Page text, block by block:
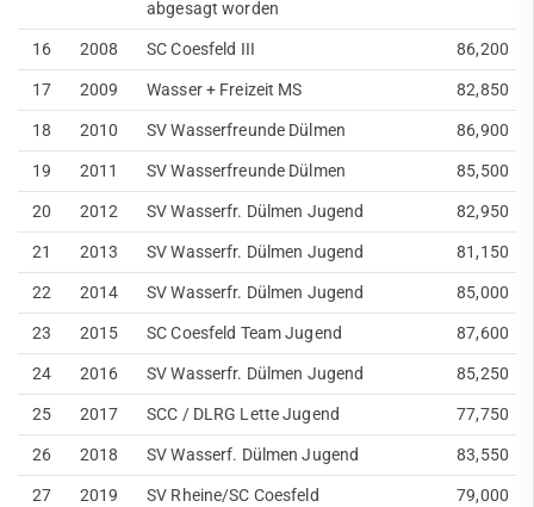
abgesagt worden
16
2008 SC Coesfeld III
86,200
17
2009 Wasser + Freizeit MS
82,850
18
2010 SV Wasserfreunde Dülmen
86,900
19
2011 SV Wasserfreunde Dülmen
85,500
20
2012 SV Wasserfr. Dülmen Jugend
82,950
21
2013 SV Wasserfr. Dülmen Jugend
81,150
22
2014 SV Wasserfr. Dülmen Jugend
85,000
23
2015 SC Coesfeld Team Jugend
87,600
24
2016 SV Wasserfr. Dülmen Jugend
85,250
25
2017 SCC / DLRG Lette Jugend
77,750
26
2018 SV Wasserf. Dülmen Jugend
83,550
27
2019 SV Rheine/SC Coesfeld
79,000